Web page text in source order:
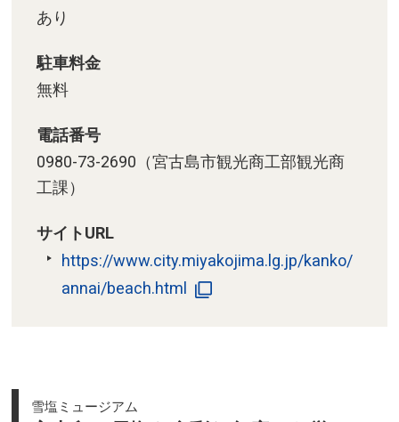
断崖絶壁の上から望む開放感あふ
グラデーションの海や来間大橋を
ダイバーの憧れ！水中でつながる
コバルトブルーの2つの池「通り
池」
あり
駐車料金
無料
電話番号
0980-73-2690（宮古島市観光商工部観光商
工課）
サイトURL
https://www.city.miyakojima.lg.jp/kanko/
annai/beach.html
雪塩ミュージアム